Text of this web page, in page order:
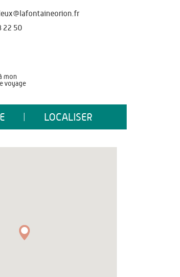
22 50
mon
voyage
LOCALISER